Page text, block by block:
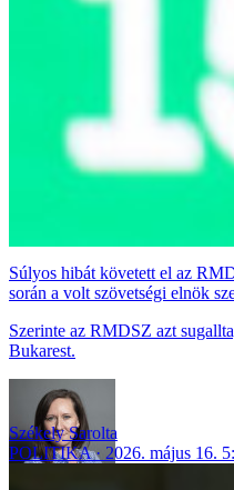
Súlyos hibát követett el az
során a volt szövetségi elnök
Szerinte az RMDSZ azt
Bukarest.
Székely Sarolta
POLITIKA
2026. május 16.